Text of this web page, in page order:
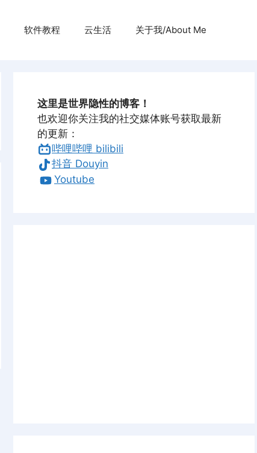
软件教程 云生活 关于我/About Me
这里是世界隐性的博客！
也欢迎你关注我的社交媒体账号获取最新
的更新：
哔哩哔哩 bilibili
抖音 Douyin
Youtube